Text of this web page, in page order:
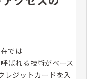
では
れる技術がベース
レジットカードを入